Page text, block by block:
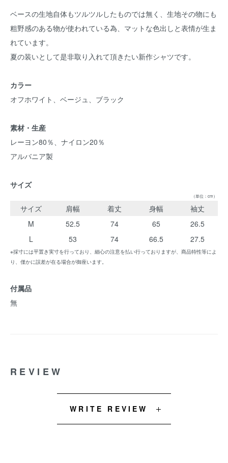
ベースの生地自体もツルツルしたものでは無く、生地その物にも
粗野感のある物が使われている為、マットな色出しと表情が生ま
れています。
夏の装いとして是非取り入れて頂きたい新作シャツです。
カラー
オフホワイト、ベージュ、ブラック
素材・生産
レーヨン80％、ナイロン20％
アルバニア製
サイズ
（単位：cm）
サイズ 肩幅 着丈 身幅
袖丈
M
52.5 74 65
26.5
L
53 74 66.5 27.5
※採寸には平置き実寸を行っており、細心の注意を払い行っておりますが、商品特性等によ
り、僅かに誤差が在る場合が御座います。
付属品
無
REVIEW
WRITE REVIEW